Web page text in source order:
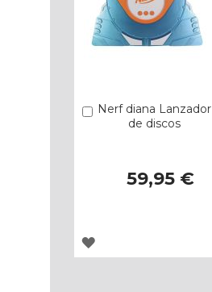
Nerf diana Lanzador
de discos
59,95 €
Añadir
AGREGAR